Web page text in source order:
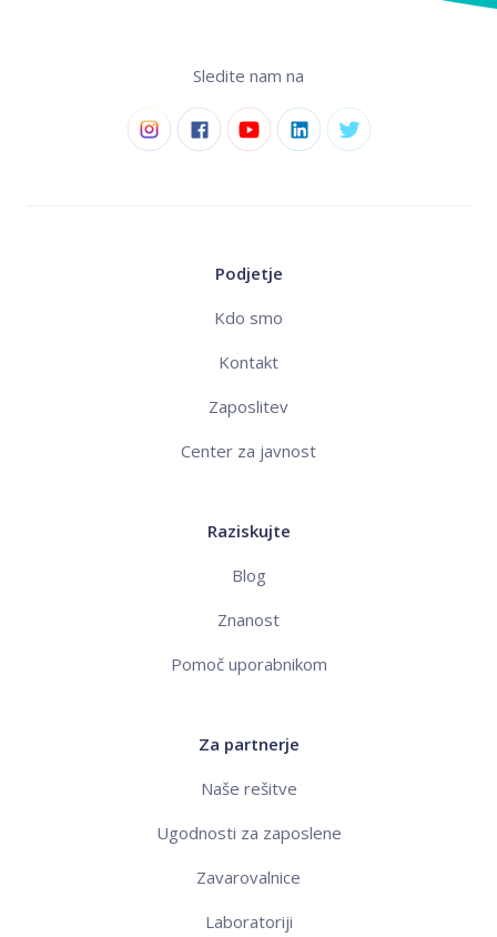
Sledite nam na
Podjetje
Kdo smo
Kontakt
Zaposlitev
Center za javnost
Raziskujte
Blog
Znanost
Pomoč uporabnikom
Za partnerje
Naše rešitve
Ugodnosti za zaposlene
Zavarovalnice
Laboratoriji